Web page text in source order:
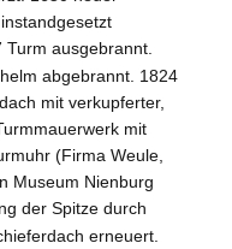
Turm ausgebrannt.
abgebrannt. 1824
mit verkupferter,
mit
(Firma Weule,
Museum Nienburg
der Spitze durch
erneuert.